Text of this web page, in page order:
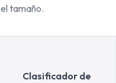
tamaño.
Clasificador de